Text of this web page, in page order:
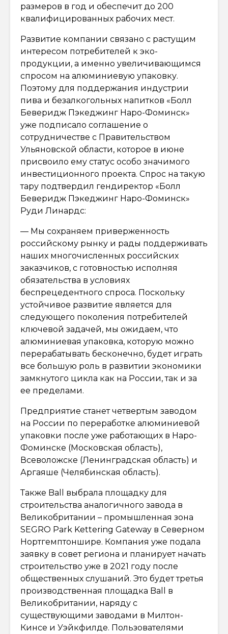
размеров в год и обеспечит до 200
квалифицированных рабочих мест.
Развитие компании связано с растущим
интересом потребителей к эко-
продукции, а именно увеличивающимся
спросом на алюминиевую упаковку.
Поэтому для поддержания индустрии
пива и безалкогольных напитков «Болл
Беверидж Пэкеджинг Наро-Фоминск»
уже подписало соглашение о
сотрудничестве с Правительством
Ульяновской области, которое в июне
присвоило ему статус особо значимого
инвестиционного проекта. Спрос на такую
тару подтвердил гендиректор «Болл
Беверидж Пэкеджинг Наро-Фоминск»
Руди Линардс:
— Мы сохраняем приверженность
российскому рынку и рады поддерживать
наших многочисленных российских
заказчиков, с готовностью исполняя
обязательства в условиях
беспрецедентного спроса. Поскольку
устойчивое развитие является для
следующего поколения потребителей
ключевой задачей, мы ожидаем, что
алюминиевая упаковка, которую можно
перерабатывать бесконечно, будет играть
все большую роль в развитии экономики
замкнутого цикла как на России, так и за
ее пределами.
Предприятие станет четвертым заводом
на России по переработке алюминиевой
упаковки после уже работающих в Наро-
Фоминске (Московская область),
Всеволожске (Ленинградская область) и
Аргаяше (Челябинская область).
Также Ball выбрала площадку для
строительства аналогичного завода в
Великобритании – промышленная зона
SEGRO Park Kettering Gateway в Северном
Нортгемптоншире. Компания уже подала
заявку в совет региона и планирует начать
строительство уже в 2021 году после
общественных слушаний. Это будет третья
производственная площадка Ball в
Великобритании, наряду с
существующими заводами в Милтон-
Кинсе и Уэйкфилде. Пользователями